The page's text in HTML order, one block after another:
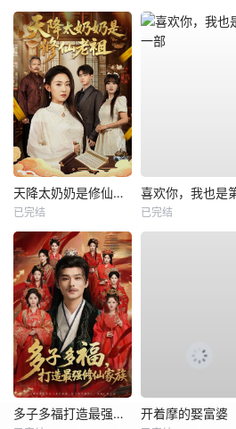
天降太奶奶是修仙老祖
已完结 已完结
多子多福打造最强修仙家族 开着摩的娶富婆